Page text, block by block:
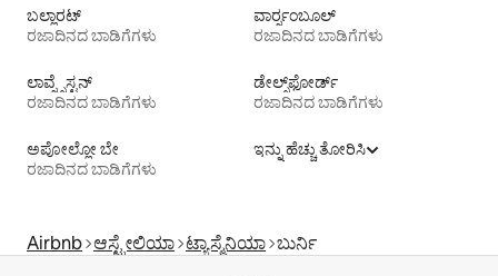
ಬಲ್ಲಾರಟ್
ರಜಾದಿನದ ಬಾಡಿಗೆಗಳು
ವಾರ್ರ್ನಂಬೂಲ್
ರಜಾದಿನದ ಬಾಡಿಗೆಗಳು
ಲಾವ್ನ್ಸೆಸ್ಟನ್
ರಜಾದಿನದ ಬಾಡಿಗೆಗಳು
ಡೇಲ್ಸ್‌ಫೋರ್ಡ್
ರಜಾದಿನದ ಬಾಡಿಗೆಗಳು
ಅಪೋಲ್ಲೋ ಬೇ
ರಜಾದಿನದ ಬಾಡಿಗೆಗಳು
ಇನ್ನು ಹೆಚ್ಚು ತೋರಿಸಿ
Airbnb ಆಸ್ಟ್ರೇಲಿಯಾ ಟ್ಯಾಸ್ಮೆನಿಯಾ ಬುರ್ನಿ